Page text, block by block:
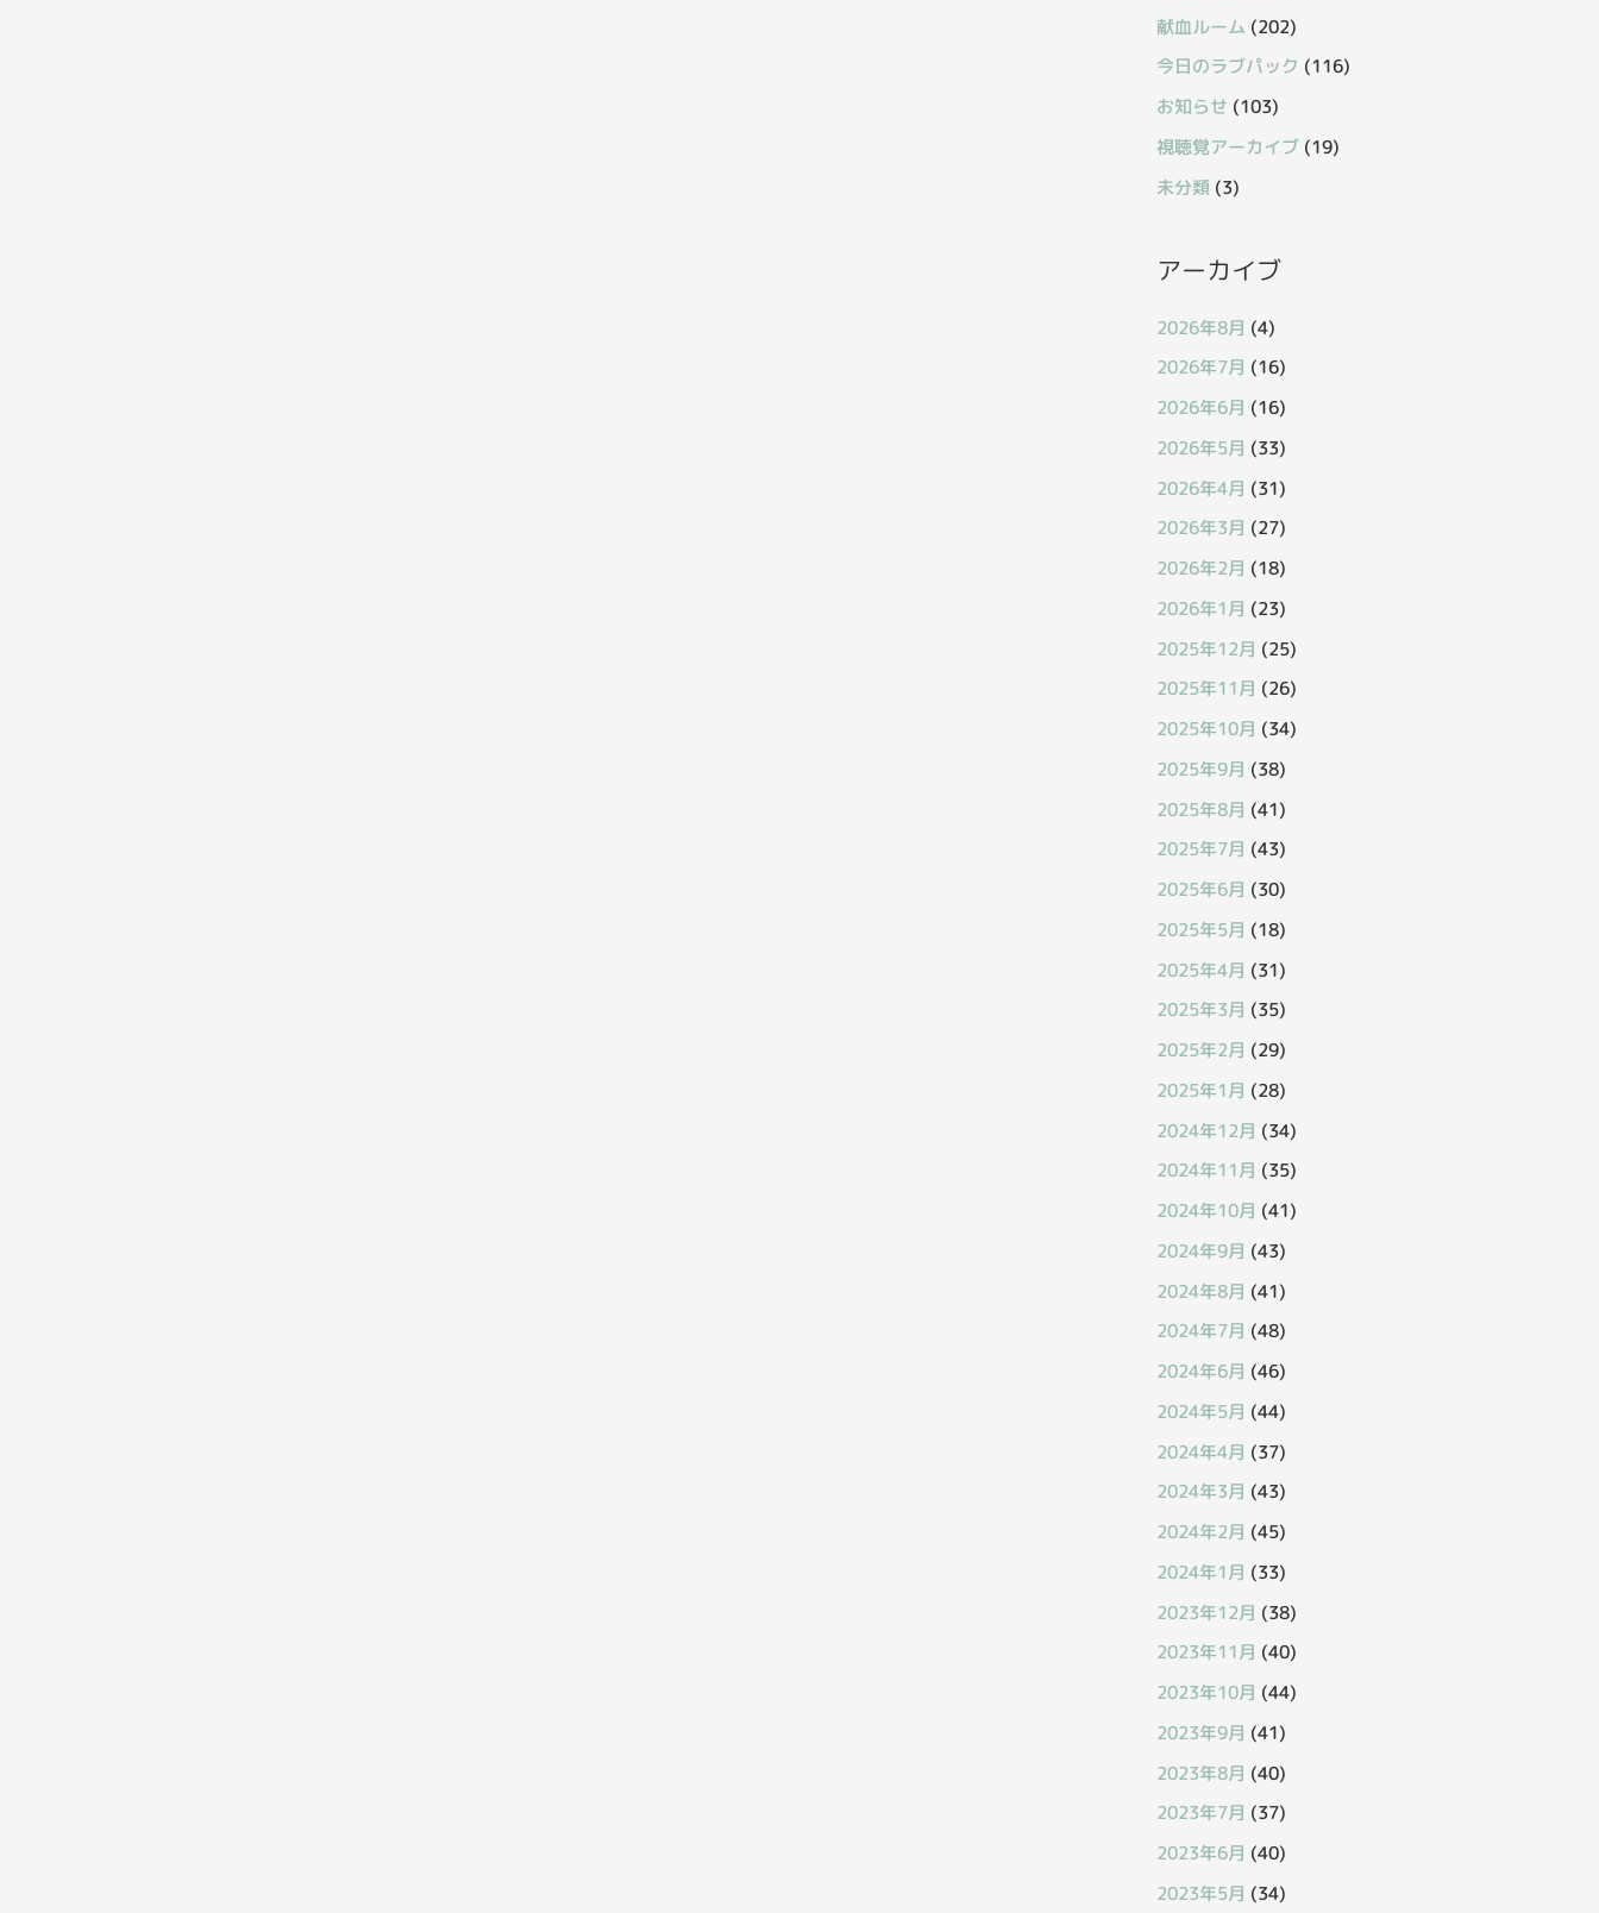
献血ルーム (202)
今日のラブパック (116)
お知らせ (103)
視聴覚アーカイブ (19)
未分類 (3)
アーカイブ
2026年8月 (4)
2026年7月 (16)
2026年6月 (16)
2026年5月 (33)
2026年4月 (31)
2026年3月 (27)
2026年2月 (18)
2026年1月 (23)
2025年12月 (25)
2025年11月 (26)
2025年10月 (34)
2025年9月 (38)
2025年8月 (41)
2025年7月 (43)
2025年6月 (30)
2025年5月 (18)
2025年4月 (31)
2025年3月 (35)
2025年2月 (29)
2025年1月 (28)
2024年12月 (34)
2024年11月 (35)
2024年10月 (41)
2024年9月 (43)
2024年8月 (41)
2024年7月 (48)
2024年6月 (46)
2024年5月 (44)
2024年4月 (37)
2024年3月 (43)
2024年2月 (45)
2024年1月 (33)
2023年12月 (38)
2023年11月 (40)
2023年10月 (44)
2023年9月 (41)
2023年8月 (40)
2023年7月 (37)
2023年6月 (40)
2023年5月 (34)